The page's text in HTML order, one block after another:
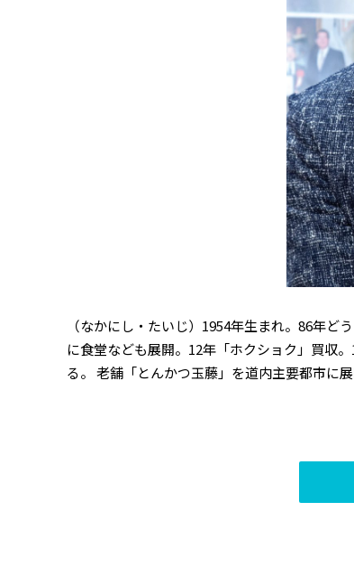
（なかにし・たいじ）1954年生まれ。86年
に食堂なども展開。12年「ホクショク」買収
る。 老舗「とんかつ玉藤」を道内主要都市